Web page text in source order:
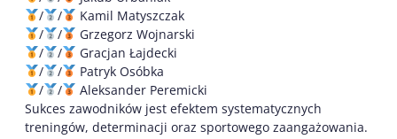
/
/
Kamil Matyszczak
/
/
Grzegorz Wojnarski
/
/
Gracjan Łajdecki
/
/
Patryk Osóbka
/
/
Aleksander Peremicki
Sukces zawodników jest efektem systematycznych
treningów, determinacji oraz sportowego zaangażowania.